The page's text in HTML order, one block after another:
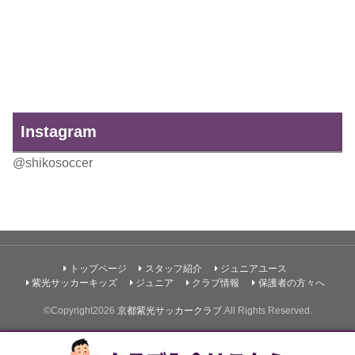
Instagram
@shikosoccer
トップページ スタッフ紹介
ジュニアユース
紫光サッカーキッズ
ジュニア クラブ情報 保護者の方々へ
©Copyright2026 京都紫光サッカークラブ.All Rights Reserved.